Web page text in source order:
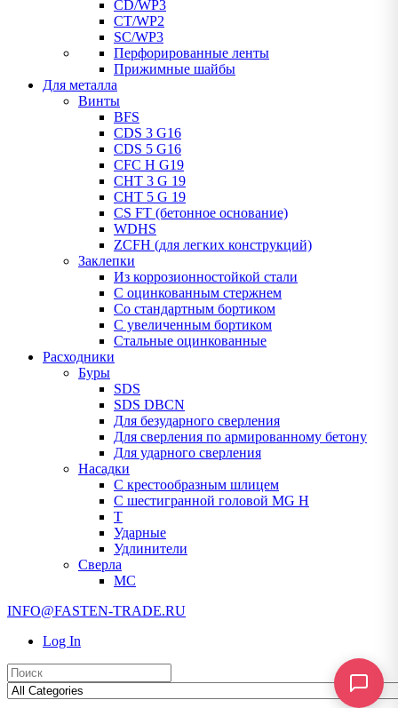
CD/WP3
CT/WP2
SC/WP3
Перфорированные ленты
Прижимные шайбы
Для металла
Винты
BFS
CDS 3 G16
CDS 5 G16
CFC H G19
CHT 3 G 19
CHT 5 G 19
CS FT (бетонное основание)
WDHS
ZCFH (для легких конструкций)
Заклепки
Из коррозионностойкой стали
С оцинкованным стержнем
Со стандартным бортиком
С увеличенным бортиком
Стальные оцинкованные
Расходники
Буры
SDS
SDS DBCN
Для безударного сверления
Для сверления по армированному бетону
Для ударного сверления
Насадки
С крестообразным шлицем
С шестигранной головой MG H
T
Ударные
Удлинители
Сверла
МС
INFO@FASTEN-TRADE.RU
Log In